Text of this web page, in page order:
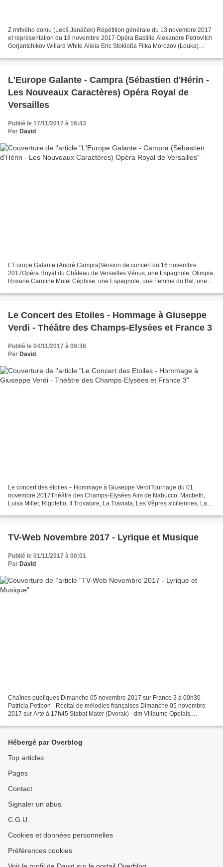
Z mrtvého domu (Leoš Janáček) Répétition générale du 13 novembre 2017
et représentation du 18 novembre 2017 Opéra Bastille Alexandre Petrovitch
Gorjantchikov Willard White Alieïa Eric Stokloßa Filka Morozov (Louka)
L'Europe Galante - Campra (Sébastien d'Hérin -
Les Nouveaux Caractères) Opéra Royal de
Versailles
Publié le 17/11/2017 à 16:43
Par David
L’Europe Galante (André Campra)Version de concert du 16 novembre
2017Opéra Royal du Château de Versailles Vénus, une Espagnole, Olimpia,
Roxane Caroline Mutel Céphise, une Espagnole, une Femme du Bal, une
Le Concert des Etoiles - Hommage à Giuseppe
Verdi - Théâtre des Champs-Elysées et France 3
Publié le 04/11/2017 à 09:36
Par David
Le concert des étoiles – Hommage à Giuseppe VerdiTournage du 01
novembre 2017Théâtre des Champs-Elysées Airs de Nabucco, Macbeth,
Luisa Miller, Rigoletto, Il Trovatore, La Traviata, Les Vêpres siciliennes, La
TV-Web Novembre 2017 - Lyrique et Musique
Publié le 01/11/2017 à 00:01
Par David
Chaînes publiques Dimanche 05 novembre 2017 sur France 3 à 00h30
Patricia Petibon - Récital de mélodies françaises Dimanche 05 novembre
2017 sur Arte à 17h45 Stabat Mater (Dvorak) - dm Villaume Opolais,
Hébergé par Overblog
Top articles
Pages
Contact
Signaler un abus
C.G.U.
Cookies et données personnelles
Préférences cookies